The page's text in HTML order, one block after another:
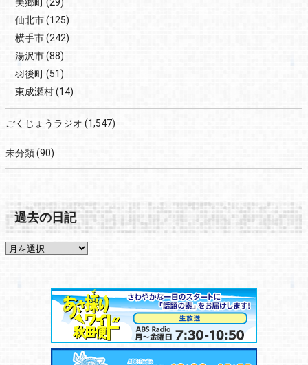
仙北市(125)
横手市(242)
湯沢市(88)
羽後町(51)
東成瀬村(14)
ごくじょうラジオ (1,547)
未分類(90)
過去の日記